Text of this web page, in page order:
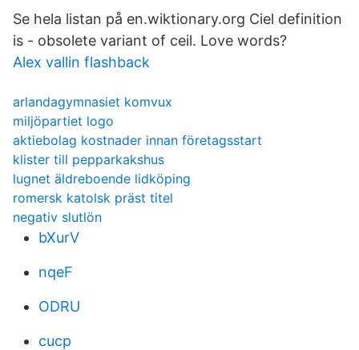
Se hela listan på en.wiktionary.org Ciel definition
is - obsolete variant of ceil. Love words?
Alex vallin flashback
arlandagymnasiet komvux
miljöpartiet logo
aktiebolag kostnader innan företagsstart
klister till pepparkakshus
lugnet äldreboende lidköping
romersk katolsk präst titel
negativ slutlön
bXurV
nqeF
ODRU
cucp